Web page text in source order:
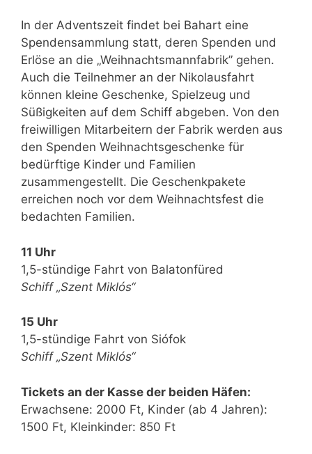
In der Adventszeit findet bei Bahart eine
Spendensammlung statt, deren Spenden und
Erlöse an die „Weihnachtsmannfabrik” gehen.
Auch die Teilnehmer an der Nikolausfahrt
können kleine Geschenke, Spielzeug und
Süßigkeiten auf dem Schiff abgeben. Von den
freiwilligen Mitarbeitern der Fabrik werden aus
den Spenden Weihnachtsgeschenke für
bedürftige Kinder und Familien
zusammengestellt. Die Geschenkpakete
erreichen noch vor dem Weihnachtsfest die
bedachten Familien.
11 Uhr
1,5-stündige Fahrt von Balatonfüred
Schiff „Szent Miklós“
15 Uhr
1,5-stündige Fahrt von Siófok
Schiff „Szent Miklós“
Tickets an der Kasse der beiden Häfen:
Erwachsene: 2000 Ft, Kinder (ab 4 Jahren):
1500 Ft, Kleinkinder: 850 Ft